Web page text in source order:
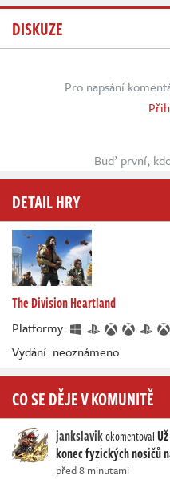
DISKUZE
Pro napsání
Buď první,
DETAIL HRY
The Division Heartland
Platformy:
Vydání: neoznámeno
CO SE DĚJE V KOMUNITĚ
jankslavikokomentoval
konec fyzických nosičů
před 8 minutami